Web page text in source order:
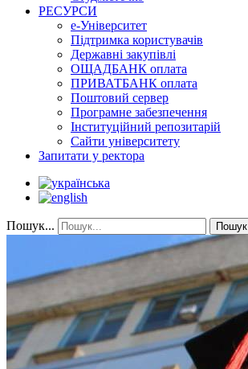
РЕСУРСИ
е-Університет
Підтримка користувачів
Державні закупівлі
ОЩАДБАНК оплата
ПРИВАТБАНК оплата
Поштовий сервер
Програмне забезпечення
Інституційний репозитарій
Сайти університету
Запитати у ректора
Пошук... Пошук